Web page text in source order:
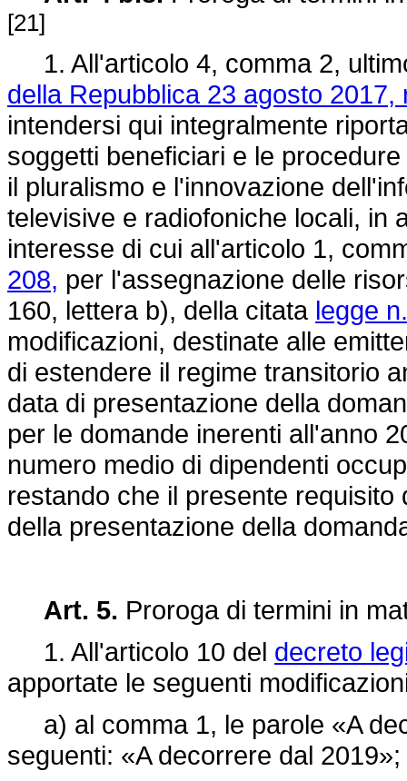
[21]
1. All'articolo 4, comma 2,
della Repubblica 23 agosto 2017,
intendersi qui integralmente
soggetti beneficiari e le
il pluralismo e l'innovazione
televisive e radiofoniche locali, in
interesse di cui all'articolo 1,
208, per l'assegnazione delle
160, lettera b), della citata legge
modificazioni, destinate alle
di estendere il regime transitorio
data di presentazione della
per le domande inerenti all'anno
numero medio di dipendenti
restando che il presente
della presentazione della
Art. 5. Proroga di termini in
1. All'articolo 10 del decreto
apportate le seguenti
a) al comma 1, le parole «A
seguenti: «A decorrere dal 2019»;